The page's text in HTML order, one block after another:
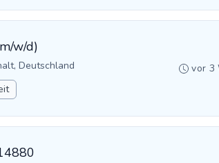
w/d)
Deutschland
vor 3